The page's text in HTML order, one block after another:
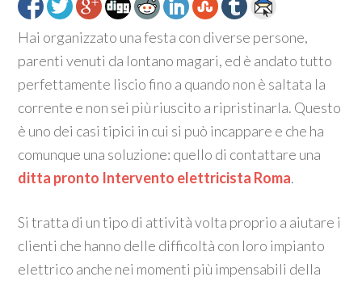
Hai organizzato una festa con diverse persone,
parenti venuti da lontano magari, ed è andato tutto
perfettamente liscio fino a quando non è saltata la
corrente e non sei più riuscito a ripristinarla. Questo
è uno dei casi tipici in cui si può incappare e che ha
comunque una soluzione: quello di contattare una
ditta pronto Intervento elettricista Roma.
Si tratta di un tipo di attività volta proprio a aiutare i
clienti che hanno delle difficoltà con loro impianto
elettrico anche nei momenti più impensabili della